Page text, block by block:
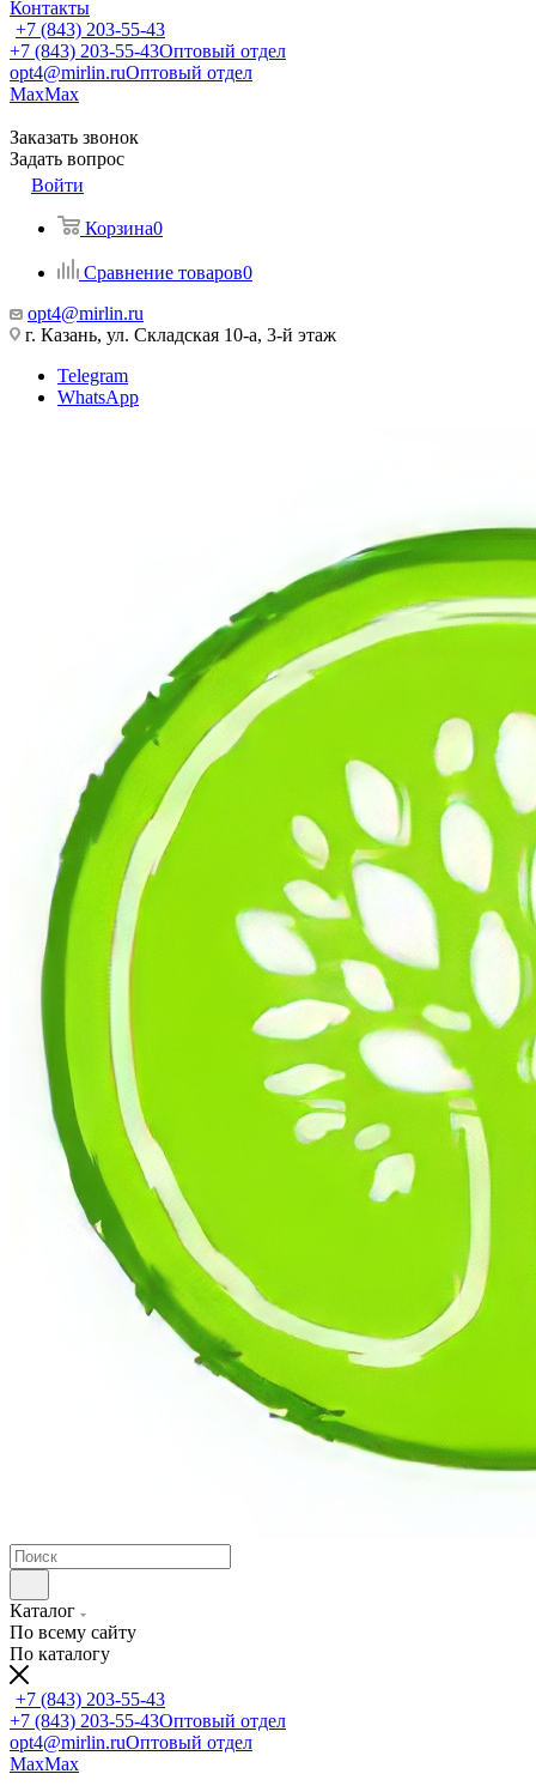
Контакты
+7 (843) 203-55-43
+7 (843) 203-55-43Оптовый отдел
opt4@mirlin.ruОптовый отдел
MaxMax
Заказать звонок
Задать вопрос
Войти
Корзина0
Сравнение товаров0
opt4@mirlin.ru
г. Казань, ул. Складская 10-а, 3-й этаж
Telegram
WhatsApp
Каталог
По всему сайту
По каталогу
+7 (843) 203-55-43
+7 (843) 203-55-43Оптовый отдел
opt4@mirlin.ruОптовый отдел
MaxMax